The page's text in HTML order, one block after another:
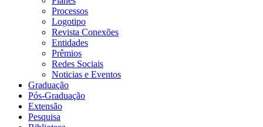
Processos
Logotipo
Revista Conexões
Entidades
Prêmios
Redes Sociais
Noticias e Eventos
Graduação
Pós-Graduação
Extensão
Pesquisa